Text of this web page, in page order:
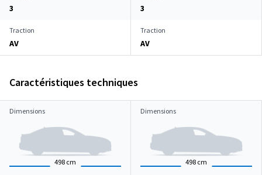
3 3
Traction
AV
Traction
AV
Caractéristiques techniques
Dimensions
498 cm
Dimensions
498 cm